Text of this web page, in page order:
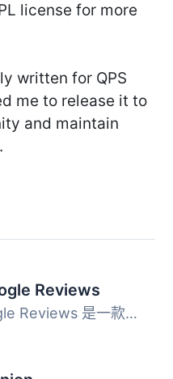
license for more
written for QPS
me to release it to
and maintain
Reviews
Widgets for Google Reviews 是一款免費的 WordPress 外掛，...